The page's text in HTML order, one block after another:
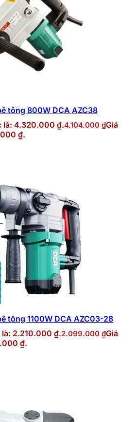
tông 800W DCA AZC38
là: 4.320.000 ₫.4.104.000 ₫Giá
₫.
tông 1100W DCA AZC03-28
là: 2.210.000 ₫.2.099.000 ₫Giá
₫.